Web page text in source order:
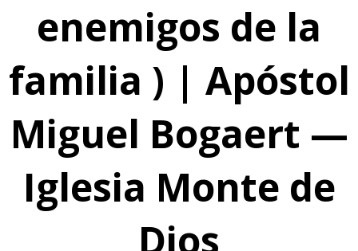
enemigos de la
familia ) | Apóstol
Miguel Bogaert —
Iglesia Monte de
Dios